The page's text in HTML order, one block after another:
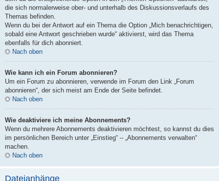
die sich normalerweise ober- und unterhalb des Diskussionsverlaufs des
Themas befinden.
Wenn du bei der Antwort auf ein Thema die Option „Mich benachrichtigen,
sobald eine Antwort geschrieben wurde“ aktivierst, wird das Thema
ebenfalls für dich abonniert.
Nach oben
Wie kann ich ein Forum abonnieren?
Um ein Forum zu abonnieren, verwende im Forum den Link „Forum
abonnieren“, der sich meist am Ende der Seite befindet.
Nach oben
Wie deaktiviere ich meine Abonnements?
Wenn du mehrere Abonnements deaktivieren möchtest, so kannst du dies
im persönlichen Bereich unter „Einstieg“ – „Abonnements verwalten“
machen.
Nach oben
Dateianhänge